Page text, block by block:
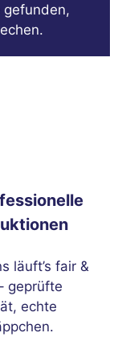
gefunden,
läuft’s fair &
geprüfte
echte